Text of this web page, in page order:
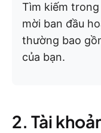
Tìm kiếm trong
mời ban đầu
thường bao
của bạn.
2. Tài